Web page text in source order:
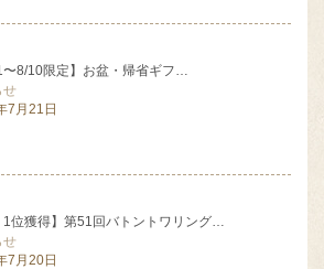
〜8/10限定】お盆・帰省ギフ…
せ
7月21日
1位獲得】第51回バトントワリング…
せ
7月20日